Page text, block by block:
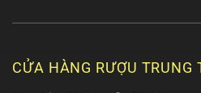
CỬA HÀNG RƯỢU TRUNG